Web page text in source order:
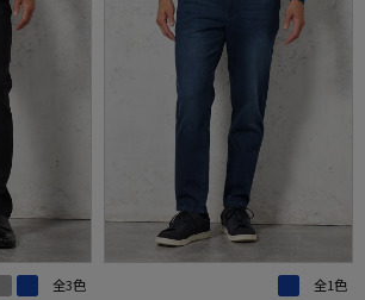
全3色 全1色